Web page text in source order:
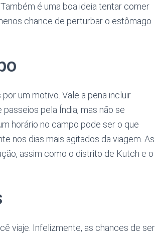
é uma boa ideia tentar comer
chance de perturbar o estômago
um motivo. Vale a pena incluir
pela Índia, mas não se
horário no campo pode ser o que
nos dias mais agitados da viagem. As
assim como o distrito de Kutch e o
viaje. Infelizmente, as chances de ser